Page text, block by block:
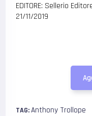
EDITORE: Sellerio
21/11/2019
TAG:Anthony Trollope